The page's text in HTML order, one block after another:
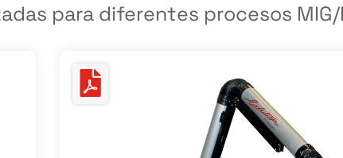
para diferentes procesos MIG/